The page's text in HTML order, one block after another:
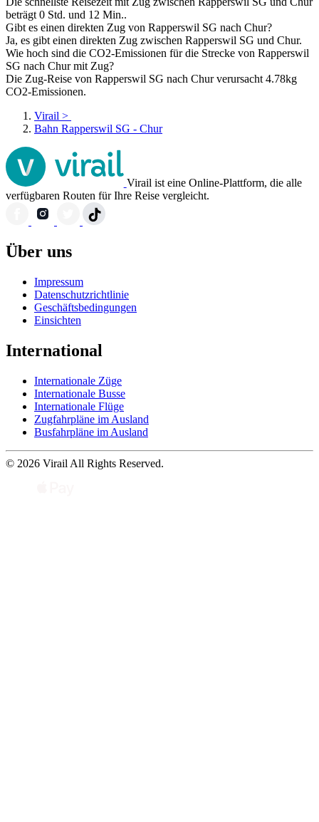
beträgt 0 Std. und 12 Min..
Gibt es einen direkten Zug von Rapperswil SG nach Chur?
Ja, es gibt einen direkten Zug zwischen Rapperswil SG und Chur.
Wie hoch sind die CO2-Emissionen für die Strecke von Rapperswil
SG nach Chur mit Zug?
Die Zug-Reise von Rapperswil SG nach Chur verursacht 4.78kg
CO2-Emissionen.
Virail >
Bahn Rapperswil SG - Chur
Virail ist eine Online-Plattform, die alle
verfügbaren Routen für Ihre Reise vergleicht.
Über uns
Impressum
Datenschutzrichtlinie
Geschäftsbedingungen
Einsichten
International
Internationale Züge
Internationale Busse
Internationale Flüge
Zugfahrpläne im Ausland
Busfahrpläne im Ausland
© 2026 Virail All Rights Reserved.